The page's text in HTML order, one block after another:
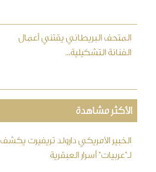
المتحف البريطاني يقتني أعمال
الفنانة التشكيلية...
الأكثر مشاهدة
الخبير الأمريكي دارولد تريفيرت يكشف
لـ"عربيات" أسرار العبقرية